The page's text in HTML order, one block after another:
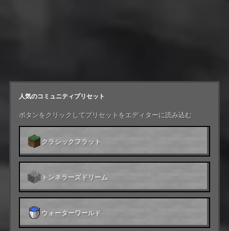
人気のコミュニティプリセット
ボタンをクリックしてプリセットをエディターに読み込む
クラシックフラット
トンネラーズドリーム
ウォーターワールド